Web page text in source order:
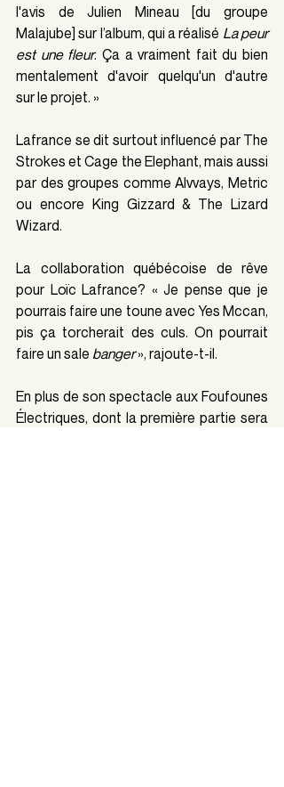
l'avis de Julien Mineau [du groupe
Malajube] sur l’album, qui a réalisé La peur
est une fleur. Ça a vraiment fait du bien
mentalement d'avoir quelqu'un d'autre
sur le projet. »
Lafrance se dit surtout influencé par The
Strokes et Cage the Elephant, mais aussi
par des groupes comme Alvvays, Metric
ou encore King Gizzard & The Lizard
Wizard.
La collaboration québécoise de rêve
pour Loïc Lafrance? « Je pense que je
pourrais faire une toune avec Yes Mccan,
pis ça torcherait des culs. On pourrait
faire un sale banger », rajoute-t-il.
En plus de son spectacle aux Foufounes
Électriques, dont la première partie sera